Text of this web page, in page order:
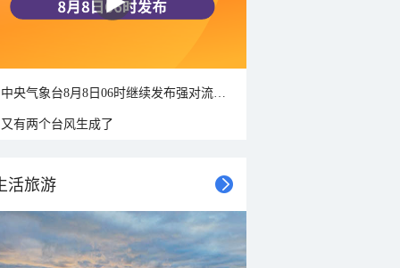
又有两个台风生成了
活旅游